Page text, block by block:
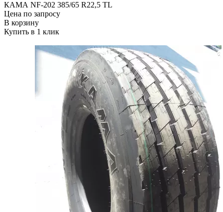
КАМА NF-202 385/65 R22,5 TL
Цена по запросу
В корзину
Купить в 1 клик